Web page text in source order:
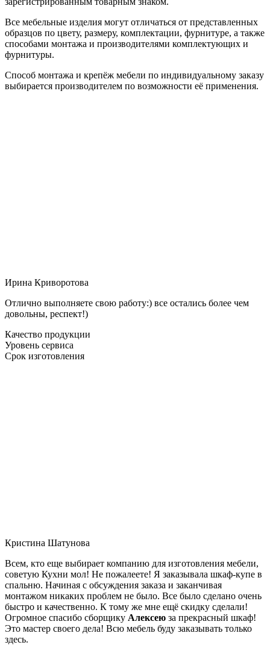
Все мебельные изделия могут отличаться от представленных
образцов по цвету, размеру, комплектации, фурнитуре, а также
способами монтажа и производителями комплектующих и
фурнитуры.
Способ монтажа и крепёж мебели по индивидуальному заказу
выбирается производителем по возможности её применения.
Ирина Криворотова
Отлично выполняете свою работу:) все остались более чем
довольны, респект!)
Качество продукции
Уровень сервиса
Срок изготовления
Кристина Шатунова
Всем, кто еще выбирает компанию для изготовления мебели,
советую Кухни мол! Не пожалеете! Я заказывала шкаф-купе в
спальню. Начиная с обсуждения заказа и заканчивая
монтажом никаких проблем не было. Все было сделано очень
быстро и качественно. К тому же мне ещё скидку сделали!
Огромное спасибо сборщику Алексею за прекрасный шкаф!
Это мастер своего дела! Всю мебель буду заказывать только
здесь.